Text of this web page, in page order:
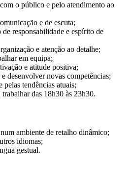
o público e pelo atendimento ao
e de escuta;
responsabilidade e espírito de
e atenção ao detalhe;
em equipa;
e atitude positiva;
desenvolver novas competências;
pelas tendências atuais;
das 18h30 às 23h30.
ambiente de retalho dinâmico;
idiomas;
gestual.